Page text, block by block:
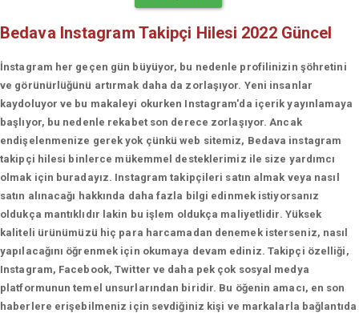
Bedava Instagram Takipçi Hilesi 2022 Güncel
İnstagram her geçen gün büyüyor, bu nedenle profilinizin şöhretini
ve görünürlüğünü artırmak daha da zorlaşıyor. Yeni insanlar
kaydoluyor ve bu makaleyi okurken Instagram'da içerik yayınlamaya
başlıyor, bu nedenle rekabet son derece zorlaşıyor. Ancak
endişelenmenize gerek yok çünkü web sitemiz, Bedava instagram
takipçi hilesi binlerce mükemmel desteklerimiz ile size yardımcı
olmak için buradayız. Instagram takipçileri satın almak veya nasıl
satın alınacağı hakkında daha fazla bilgi edinmek istiyorsanız
oldukça mantıklıdır lakin bu işlem oldukça maliyetlidir. Yüksek
kaliteli ürünümüzü hiç para harcamadan denemek isterseniz, nasıl
yapılacağını öğrenmek için okumaya devam ediniz. Takipçi özelliği,
Instagram, Facebook, Twitter ve daha pek çok sosyal medya
platformunun temel unsurlarından biridir. Bu öğenin amacı, en son
haberlere erişebilmeniz için sevdiğiniz kişi ve markalarla bağlantıda